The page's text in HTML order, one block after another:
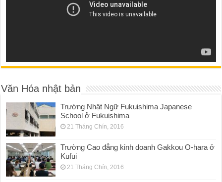
Văn Hóa nhật bản
Trường Nhật Ngữ Fukuishima Japanese
School ở Fukuishima
21 Tháng Chín, 2016
Trường Cao đẳng kinh doanh Gakkou O-hara ở
Kufui
21 Tháng Chín, 2016